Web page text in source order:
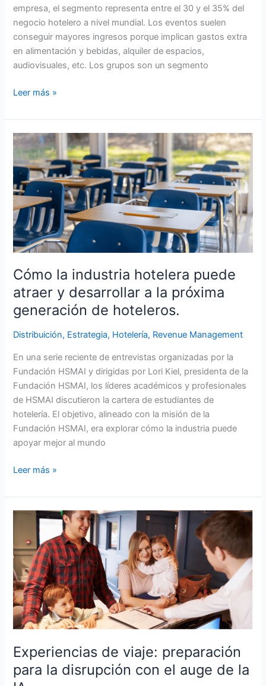
empresa, el segmento representa entre el 30 y el 35% del
negocio hotelero a nivel mundial. Los eventos suelen
conseguir mayores ingresos porque implican gastos extra
en alimentación y bebidas, alquiler de espacios,
audiovisuales, etc. Los grupos son un segmento
Leer más »
Cómo la industria hotelera puede
atraer y desarrollar a la próxima
generación de hoteleros.
Distribuición, Estrategia, Hotelería, Revenue Management
En una serie reciente de entrevistas organizadas por la
Fundación HSMAI y dirigidas por Lori Kiel, presidenta de la
Fundación HSMAI, los líderes académicos y profesionales
de HSMAI discutieron la cartera de estudiantes de
hotelería. El objetivo, alineado con la misión de la
Fundación HSMAI, era explorar cómo la industria puede
apoyar mejor al mundo
Cómo
la
industria
hotelera
puede
atraer
y
desarrollar
a
la
próxima
generación
de
Leer más »
Experiencias de viaje: preparación
para la disrupción con el auge de la
Experiencias
viaje:
preparación
para
la
disrupción
con
el
auge
de
la